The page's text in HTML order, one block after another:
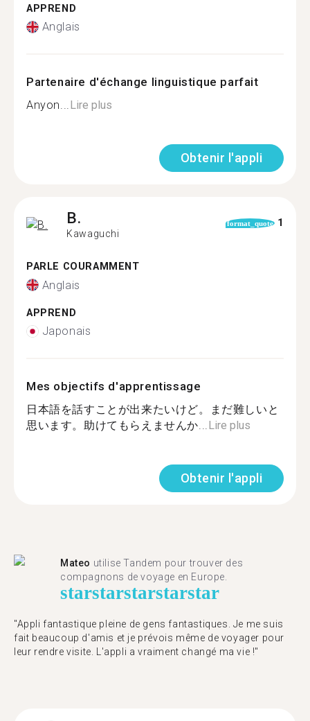
APPREND
Anglais
Partenaire d'échange linguistique parfait
Anyon...Lire plus
Obtenir l'appli
B.
Kawaguchi
format_quote 1
PARLE COURAMMENT
Anglais
APPREND
Japonais
Mes objectifs d'apprentissage
日本語を話すことが出来たいけど。まだ難しいと
思います。助けてもらえませんか...Lire plus
Obtenir l'appli
Mateo utilise Tandem pour trouver des
compagnons de voyage en Europe.
starstarstarstarstar
"Appli fantastique pleine de gens fantastiques. Je me suis
fait beaucoup d'amis et je prévois même de voyager pour
leur rendre visite. L'appli a vraiment changé ma vie !"